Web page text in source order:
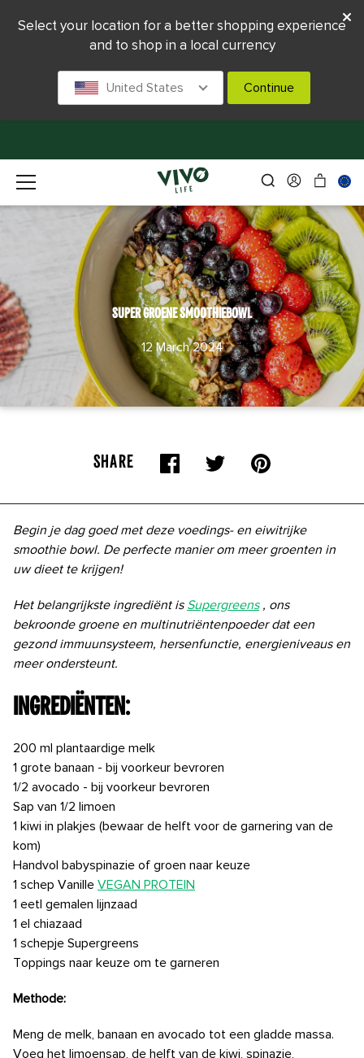
SUPER GROENE SMOOTHIEBOWL
12 March 2024
SHARE
Begin je dag goed met deze voedings- en eiwitrijke
smoothie bowl. De perfecte manier om meer groenten in
uw dieet te krijgen!
Het belangrijkste ingrediënt is Supergreens, ons
bekroonde groene en multinutriëntenpoeder dat een
gezond immuunsysteem, hersenfunctie, energieniveaus en
meer ondersteunt.
Ingrediënten:
200 ml plantaardige melk
1 grote banaan - bij voorkeur bevroren
1/2 avocado - bij voorkeur bevroren
Sap van 1/2 limoen
1 kiwi in plakjes (bewaar de helft voor de garnering van de
kom)
Handvol babyspinazie of groen naar keuze
1 schep Vanille VEGAN PROTEIN
1 eetl gemalen lijnzaad
1 el chiazaad
1 schepje Supergreens
Toppings naar keuze om te garneren
Methode:
Meng de melk, banaan en avocado tot een gladde massa.
Voeg het limoensap, de helft van de kiwi, spinazie,
Select your location for a better shopping experience
and to shop in a local currency
United States Continue